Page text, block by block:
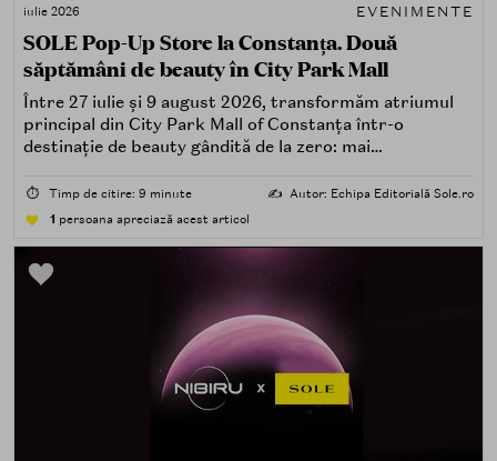
iulie 2026 EVENIMENTE
SOLE Pop-Up Store la Constanța. Două
săptămâni de beauty în City Park Mall
Între 27 iulie și 9 august 2026, transformăm atriumul
principal din City Park Mall of Constanța într-o
destinație de beauty gândită de la zero: mai
care îți place, de fapt, să descoperi produse — testând,
atingând, comparând, întrebând.
⏱️ Timp de citire: 9 minute ✍️ Autor: Echipa Editorială Sole.ro
1 persoana apreciază acest articol